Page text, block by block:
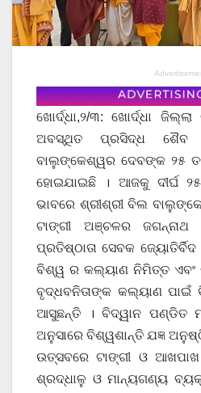
ଖୋର୍ଦ୍ଧା,୨/୩: ଖୋର୍ଦ୍ଧା
ଅବସ୍ଥିତ ପ୍ରସିଦ୍ଧ ଶୈବ
ବାଲୁଙ୍କେଶ୍ୱର ଦେବଙ୍କ ୨୫
ହୋଇଯାଇଛି । ଆଜକୁ ଦୀର୍ଘ
ଭାବରେ ଶ୍ରୀଶ୍ରୀ ବିଲ
ଟାଙ୍ଗୀ ଅଞ୍ଚଳର
ପ୍ରତିଷ୍ଠାତା ସେବକ
ବିଶ୍ୱ ର କଲ୍ୟାଣ ନିମିତ୍ତ ଏବଂ
ବୃଦ୍ଧବନିତାଙ୍କ କଲ୍ୟାଣ ପାଇଁ
ଆସୁଛନ୍ତି । ବିଦ୍ୱାନ ପଣ୍ଡିତ
ଅନୁସାରେ ବିଶ୍ୱଶାନ୍ତି ଯଜ୍ଞ
ଉତ୍ସବରେ ଟାଙ୍ଗୀ ଓ
ଶ୍ରଦ୍ଧାଳୁ ଓ ମାନ୍ୟଗଣ୍ୟ